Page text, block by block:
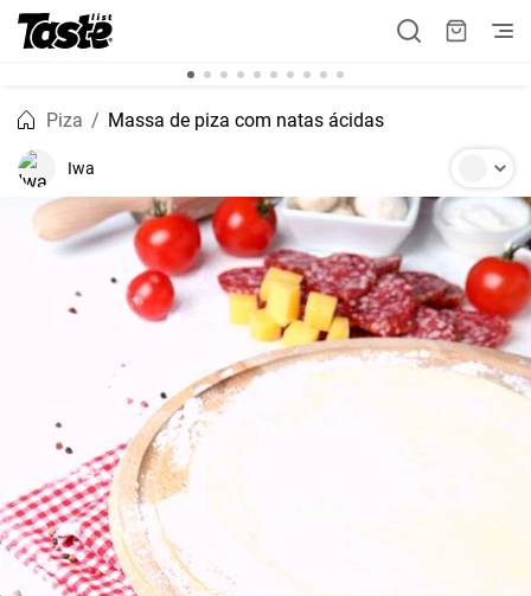
Piza Massa de piza com natas ácidas
Iwa